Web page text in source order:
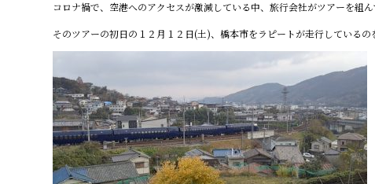
コロナ禍で、空港へのアクセスが激減している中、旅行会社がツアーを組ん
そのツアーの初日の１２月１２日(土)、橋本市をラピートが走行しているの